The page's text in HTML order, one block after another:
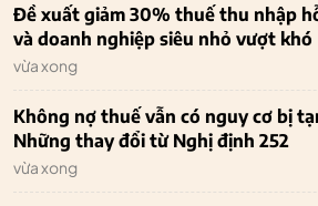
Đề xuất giảm 30% thuế thu nhập
và doanh nghiệp siêu nhỏ vượt khó
vừa xong
Không nợ thuế vẫn có nguy cơ bị
Những thay đổi từ Nghị định 252
vừa xong